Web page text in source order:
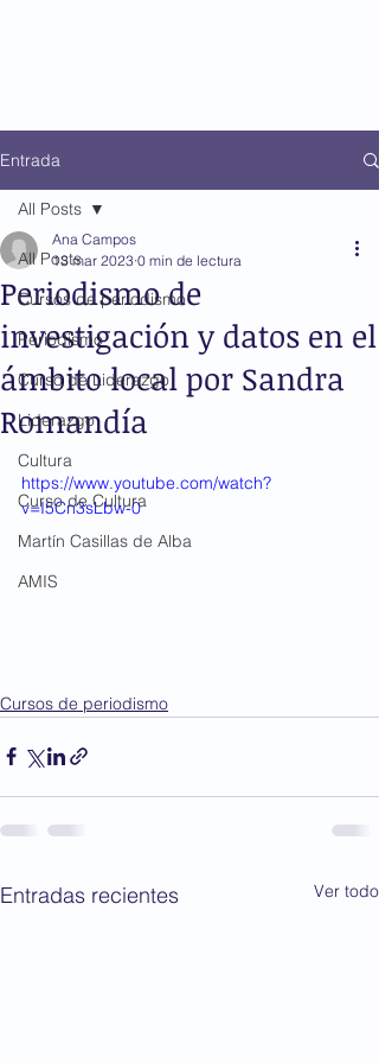
Entrada
All Posts
Cursos de periodismo
Periodismo
Curso de Liderazgo
Liderazgo
Cultura
Curso de Cultura
Martín Casillas de Alba
AMIS
All Posts
Periodismo de
investigación y datos en el
ámbito local por Sandra
Romandía
Ana Campos
13 mar 2023 0 min de lectura
https://www.youtube.com/watch?
v=I5Cn3sLbw-0
Cursos de periodismo
Entradas recientes Ver todo